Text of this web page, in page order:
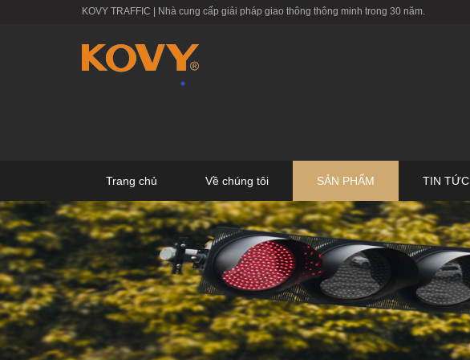
KOVY TRAFFIC | Nhà cung cấp giải pháp giao thông thông minh trong 30 năm.
Trang chủ Về chúng tôi SẢN PHẨM TIN TỨC